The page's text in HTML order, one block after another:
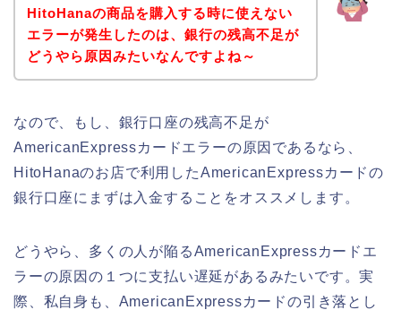
HitoHanaの商品を購入する時に使えない
エラーが発生したのは、銀行の残高不足が
どうやら原因みたいなんですよね～
なので、もし、銀行口座の残高不足が
AmericanExpressカードエラーの原因であるなら、
HitoHanaのお店で利用したAmericanExpressカードの
銀行口座にまずは入金することをオススメします。
どうやら、多くの人が陥るAmericanExpressカードエ
ラーの原因の１つに支払い遅延があるみたいです。実
際、私自身も、AmericanExpressカードの引き落とし